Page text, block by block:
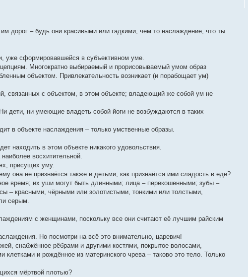
дорог – будь они красивыми или гадкими, чем то наслаждение, что ты
уже сформировавшейся в субъективном уме.
Многократно выбираемый и прорисовываемый умом образ
объектом. Привлекательность возникает (и порабощает ум)
связанных с объектом, в этом объекте; владеющий же собой ум не
дети, ни умеющие владеть собой йоги не возбуждаются в таких
в объекте наслаждения – только умственные образы.
находить в этом объекте никакого удовольствия.
восхитительной.
присущих уму.
она не признаётся также и детьми, как признаётся ими сладость в еде?
время; их уши могут быть длинными; лица – перекошенными; зубы –
– красными, чёрными или золотистыми, тонкими или толстыми,
серым.
с женщинами, поскольку все они считают её лучшим райским
Но посмотри на всё это внимательно, царевич!
снабжённое рёбрами и другими костями, покрытое волосами,
и рождённое из материнского чрева – таково это тело. Только
мёртвой плотью?